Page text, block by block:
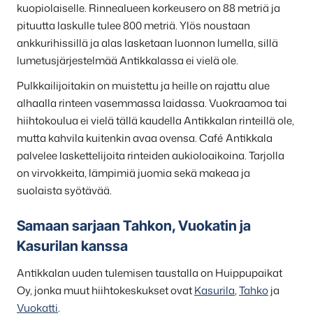
kuopiolaiselle. Rinnealueen korkeusero on 88 metriä ja
pituutta laskulle tulee 800 metriä. Ylös noustaan
ankkurihissillä ja alas lasketaan luonnon lumella, sillä
lumetusjärjestelmää Antikkalassa ei vielä ole.
Pulkkailijoitakin on muistettu ja heille on rajattu alue
alhaalla rinteen vasemmassa laidassa. Vuokraamoa tai
hiihtokoulua ei vielä tällä kaudella Antikkalan rinteillä ole,
mutta kahvila kuitenkin avaa ovensa. Café Antikkala
palvelee laskettelijoita rinteiden aukioloaikoina. Tarjolla
on virvokkeita, lämpimiä juomia sekä makeaa ja
suolaista syötävää.
Samaan sarjaan Tahkon, Vuokatin ja
Kasurilan kanssa
Antikkalan uuden tulemisen taustalla on Huippupaikat
Oy, jonka muut hiihtokeskukset ovatKasurila,Tahkoja
Vuokatti.